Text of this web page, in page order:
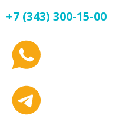
+7 (343) 300-15-00